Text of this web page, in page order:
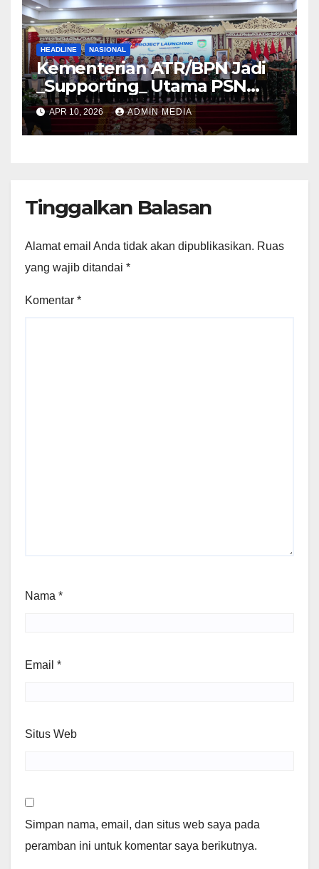
HEADLINE NASIONAL
Kementerian ATR/BPN Jadi
_Supporting_ Utama PSN
Pelabuhan Palembang Baru
Tanjung Carat
APR 10, 2026 ADMIN MEDIA
Tinggalkan Balasan
Alamat email Anda tidak akan dipublikasikan. Ruas
yang wajib ditandai *
Komentar *
Nama *
Email *
Situs Web
Simpan nama, email, dan situs web saya pada
peramban ini untuk komentar saya berikutnya.